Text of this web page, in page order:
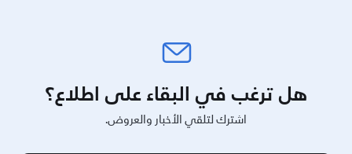
هل ترغب في البقاء على اطلاع؟
اشترك لتلقي الأخبار والعروض.